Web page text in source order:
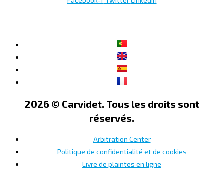
2026 © Carvidet. Tous les droits sont
réservés.
Arbitration Center
Politique de confidentialité et de cookies
Livre de plaintes en ligne